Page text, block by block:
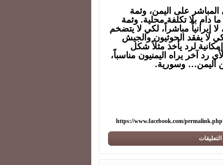
على اليمن، وثمة
دام بلا تكلفة محلية. وثمة
إيرانياً مباشراً، لكي لا يتضخم
لا يفقد الحوثيون والجيش
لرد يأخذ مثلاً شكل
آخر يراه اليمنيون مناسباً،
اليمن… وسورية.
https://www.facebook.com/
التعليقات